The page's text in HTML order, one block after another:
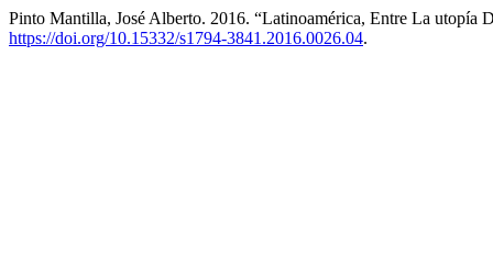
Pinto Mantilla, José Alberto. 2016. “Latinoamérica, Entre La utopía
https://doi.org/10.15332/s1794-3841.2016.0026.04.